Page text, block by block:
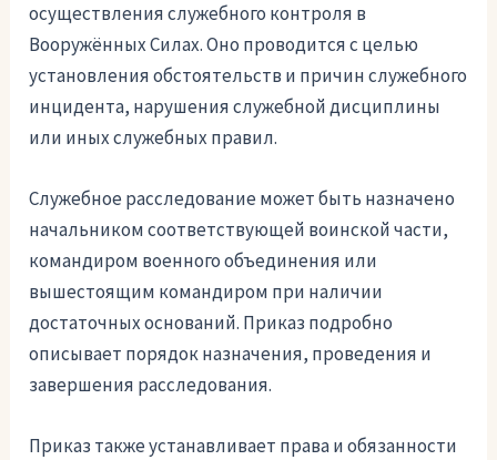
осуществления служебного контроля в
Вооружённых Силах. Оно проводится с целью
установления обстоятельств и причин служебного
инцидента, нарушения служебной дисциплины
или иных служебных правил.
Служебное расследование может быть назначено
начальником соответствующей воинской части,
командиром военного объединения или
вышестоящим командиром при наличии
достаточных оснований. Приказ подробно
описывает порядок назначения, проведения и
завершения расследования.
Приказ также устанавливает права и обязанности